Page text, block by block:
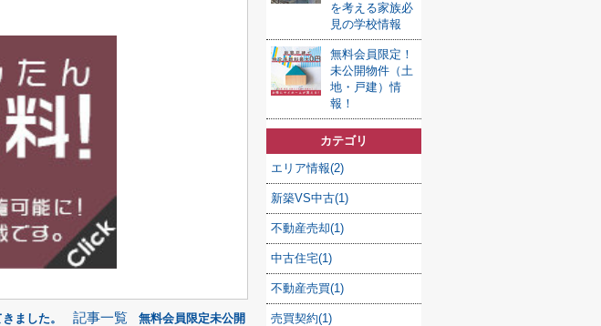
ました。 記事一覧
無料会員限定未公開
を考える家族必
見の学校情報
無料会員限定！
未公開物件（土
地・戸建）情
報！
カテゴリ
エリア情報(2)
新築VS中古(1)
不動産売却(1)
中古住宅(1)
不動産売買(1)
売買契約(1)